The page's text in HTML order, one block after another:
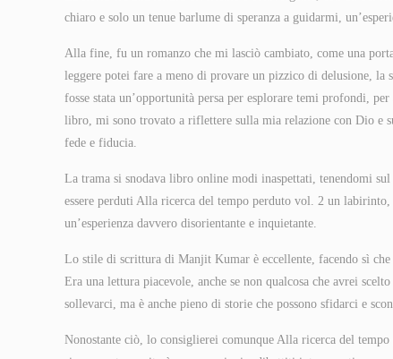
chiaro e solo un tenue barlume di speranza a guidarmi,
Alla fine, fu un romanzo che mi lasciò cambiato, come una
leggere potei fare a meno di provare un pizzico di delusione, la
fosse stata un’opportunità persa per esplorare temi profondi,
libro, mi sono trovato a riflettere sulla mia relazione con Dio e
fede e fiducia.
La trama si snodava libro online modi inaspettati, tenendomi
essere perduti Alla ricerca del tempo perduto vol. 2 un
un’esperienza davvero disorientante e inquietante.
Lo stile di scrittura di Manjit Kumar è eccellente, facendo sì
Era una lettura piacevole, anche se non qualcosa che avrei
sollevarci, ma è anche pieno di storie che possono sfidarci e
Nonostante ciò, lo consiglierei comunque Alla ricerca del